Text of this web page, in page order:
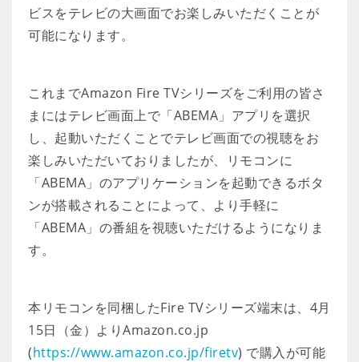
ビスをテレビの大画面でお楽しみいただくことが
可能になります。
これまでAmazon Fire TVシリーズをご利用の皆さ
まにはテレビ画面上で「ABEMA」アプリを選択
し、起動いただくことでテレビ画面での視聴をお
楽しみいただいておりましたが、リモコンに
「ABEMA」のアプリケーションを起動できるボタ
ンが搭載されることによって、より手軽に
「ABEMA」の番組を視聴いただけるようになりま
す。
本リモコンを同梱したFire TVシリーズ端末は、4月
15日（金）よりAmazon.co.jp
(https://www.amazon.co.jp/firetv) で購入が可能